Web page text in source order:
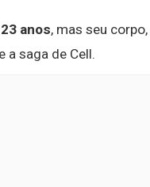
23 anos, mas seu corpo,
a saga de Cell.